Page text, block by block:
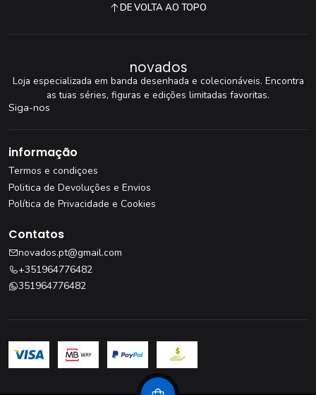
DE VOLTA AO TOPO
novados
Loja especializada em banda desenhada e colecionáveis. Encontra
as tuas séries, figuras e edições limitadas favoritas.
Siga-nos
informação
Termos e condiçoes
Politica de Devoluções e Envios
Política de Privacidade e Cookies
Contatos
novados.pt@gmail.com
+351964776482
351964776482